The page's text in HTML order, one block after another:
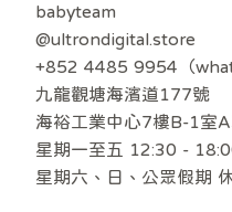
babyteam
@ultrondigital.store
+852 4485 9954（
九龍觀塘海濱道177號
海裕工業中心7樓B-1室
星期一至五 12:30 -
星期六、日、公眾假期